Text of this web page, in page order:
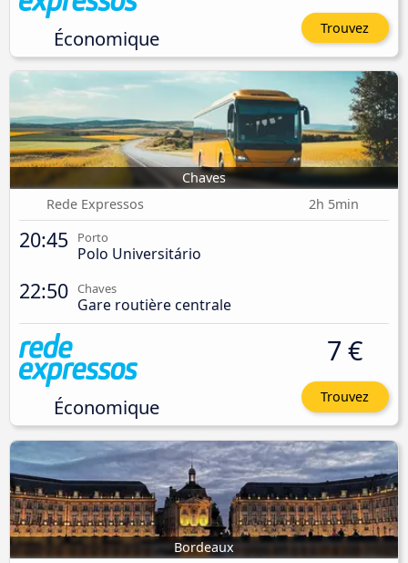
Économique Trouvez
Chaves
Rede Expressos
2h 5min
20:45 Porto
Polo Universitário
22:50 Chaves
Gare routière centrale
Économique
7 €
Trouvez
Bordeaux